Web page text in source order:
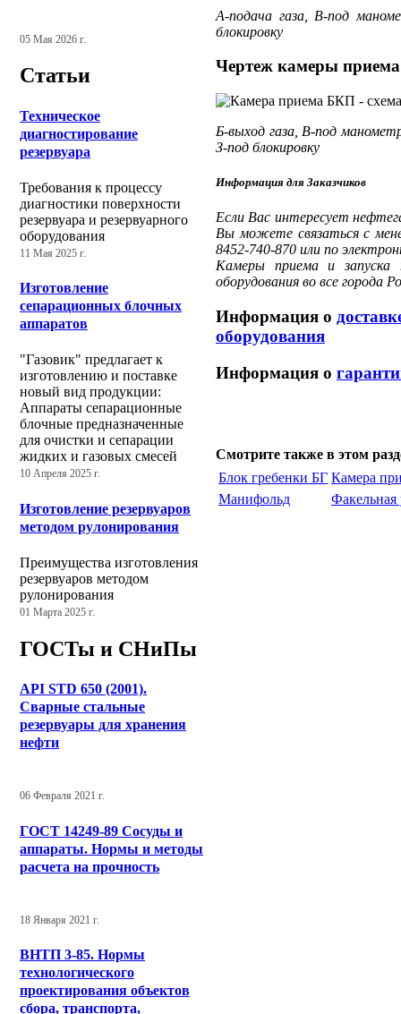
05 Мая 2026 г.
Статьи
Техническое
диагностирование
резервуара
Требования к процессу
диагностики поверхности
резервуара и резервуарного
оборудования
11 Мая 2025 г.
Изготовление
сепарационных блочных
аппаратов
"Газовик" предлагает к
изготовлению и поставке
новый вид продукции:
Аппараты сепарационные
блочные предназначенные
для очистки и сепарации
жидких и газовых смесей
10 Апреля 2025 г.
Изготовление резервуаров
методом рулонирования
Преимущества изготовления
резервуаров методом
рулонирования
01 Марта 2025 г.
ГОСТы и СНиПы
API STD 650 (2001).
Сварные стальные
резервуары для хранения
нефти
06 Февраля 2021 г.
ГОСТ 14249-89 Сосуды и
аппараты. Нормы и методы
расчета на прочность
18 Января 2021 г.
ВНТП 3-85. Нормы
технологического
проектирования объектов
сбора, транспорта,
А-подача газа, В-под
блокировку
Чертеж камеры
Б-выход газа, В-под
З-под блокировку
Информация для Заказчиков
Если Вас интересует
Вы можете связаться с
8452-740-870 или по
Камеры приема и запуска
оборудования во все города
Информация о
оборудования
Информация о
Смотрите также в этом
Блок гребенки БГ Камера
Манифольд
Факельная